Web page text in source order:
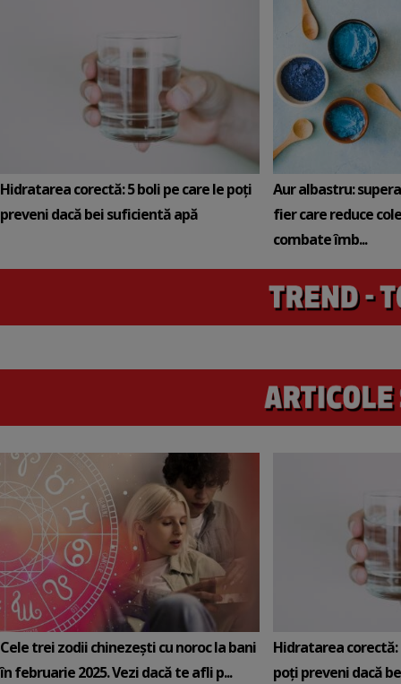
Hidratarea corectă: 5 boli pe care le poți
preveni dacă bei suficientă apă
Aur albastru:
fier care reduce
combate îmb...
Cele trei zodii chinezești cu noroc la bani
în februarie 2025. Vezi dacă te afli p...
Hidratarea corectă:
poți preveni dacă